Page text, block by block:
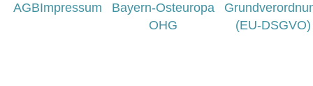
AGBImpressum
Bayern-Osteuropa
OHG
(EU-DSGVO)